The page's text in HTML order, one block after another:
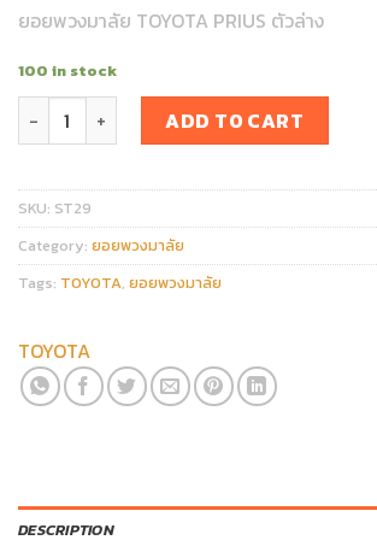
ยอยพวงมาลัย TOYOTA PRIUS ตัวล่าง
100 in stock
ยอยพวงมาลัย TOYOTA PRIUS ตัวล่าง quantity
ADD TO CART
SKU: ST29
Category: ยอยพวงมาลัย
Tags: TOYOTA, ยอยพวงมาลัย
TOYOTA
DESCRIPTION